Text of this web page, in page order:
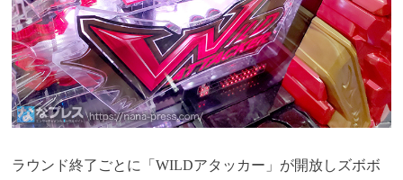
ラウンド終了ごとに「WILDアタッカー」が開放しズボボ